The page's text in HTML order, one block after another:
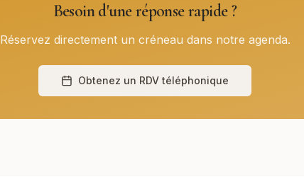
Besoin d'une réponse rapide ?
Réservez directement un créneau dans notre agenda.
Obtenez un RDV téléphonique